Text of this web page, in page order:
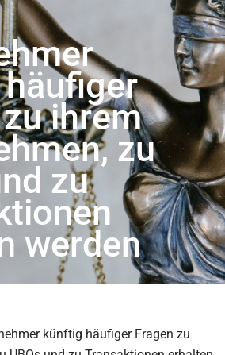
ihrem
zu
zu
werden
künftig häufiger Fragen zu